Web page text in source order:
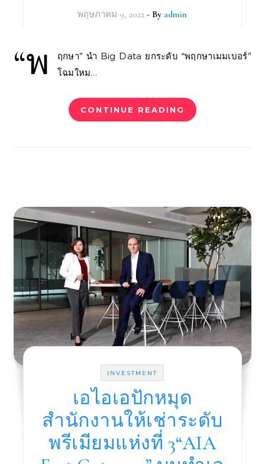
พฤษภาคม 9, 2022 - By admin
“พ
ฤกษา” นำ Big Data ยกระดับ “พฤกษาเมมเบอร์”
โฉมใหม…
CONTINUE READING
INVESTMENT
เอไอเอปักหมุด
สำนักงานให้เช่าระดับ
พรีเมียมแห่งที่ 3“AIA